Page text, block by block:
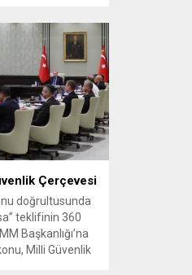
net bir görüş
kaplamaya
sayesinde
Çerçevesi
doğrultusunda
teklifinin 360
Başkanlığı’na
Milli Güvenlik